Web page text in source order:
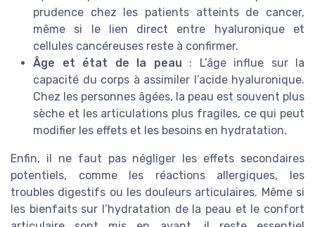
prudence chez les patients atteints de cancer,
même si le lien direct entre hyaluronique et
cellules cancéreuses reste à confirmer.
Âge et état de la peau : L’âge influe sur la
capacité du corps à assimiler l’acide hyaluronique.
Chez les personnes âgées, la peau est souvent plus
sèche et les articulations plus fragiles, ce qui peut
modifier les effets et les besoins en hydratation.
Enfin, il ne faut pas négliger les effets secondaires
potentiels, comme les réactions allergiques, les
troubles digestifs ou les douleurs articulaires. Même si
les bienfaits sur l’hydratation de la peau et le confort